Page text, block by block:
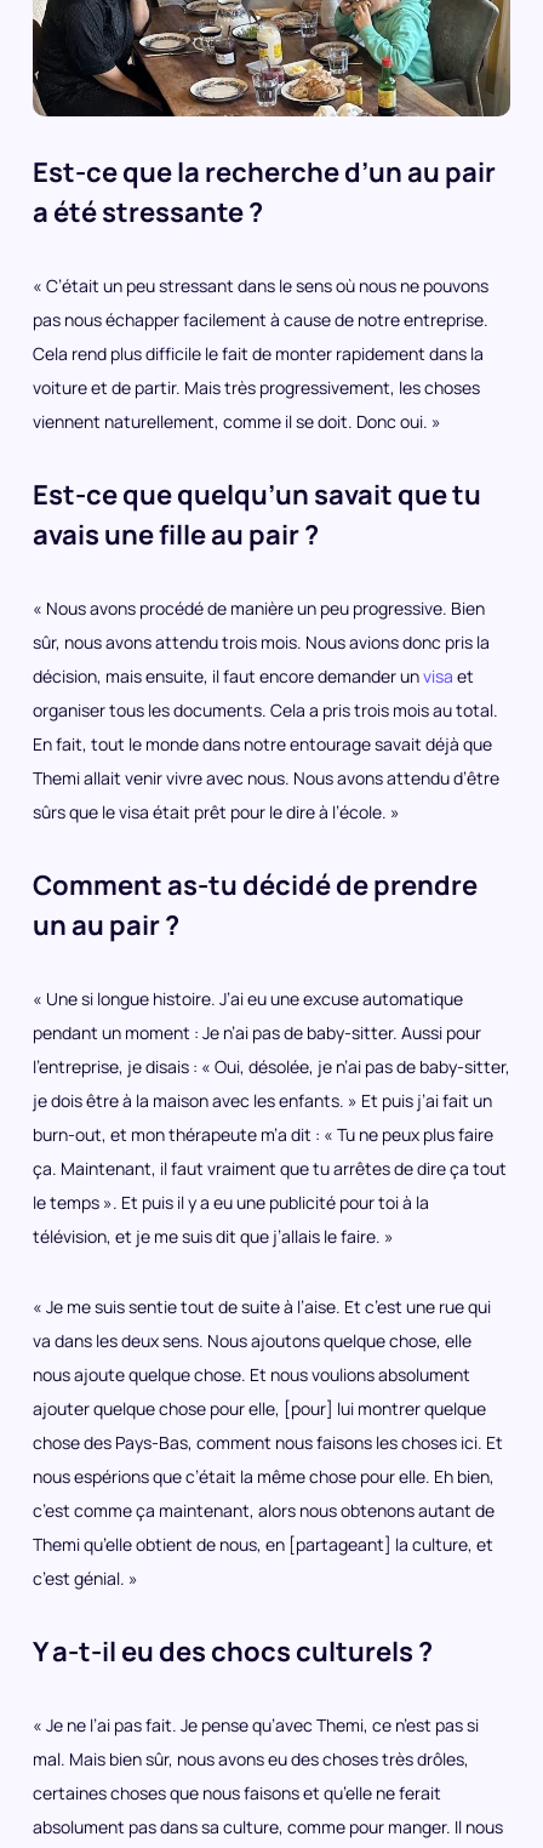
Est-ce que la recherche d’un au pair
a été stressante ?
« C’était un peu stressant dans le sens où nous ne pouvons
pas nous échapper facilement à cause de notre entreprise.
Cela rend plus difficile le fait de monter rapidement dans la
voiture et de partir. Mais très progressivement, les choses
viennent naturellement, comme il se doit. Donc oui. »
Est-ce que quelqu’un savait que tu
avais une fille au pair ?
« Nous avons procédé de manière un peu progressive. Bien
sûr, nous avons attendu trois mois. Nous avions donc pris la
décision, mais ensuite, il faut encore demander unvisa et
organiser tous les documents. Cela a pris trois mois au total.
En fait, tout le monde dans notre entourage savait déjà que
Themi allait venir vivre avec nous. Nous avons attendu d’être
sûrs que le visa était prêt pour le dire à l’école. »
Comment as-tu décidé de prendre
un au pair ?
« Une si longue histoire. J’ai eu une excuse automatique
pendant un moment : Je n’ai pas de baby-sitter. Aussi pour
l’entreprise, je disais : « Oui, désolée, je n’ai pas de baby-sitter,
je dois être à la maison avec les enfants. » Et puis j’ai fait un
burn-out, et mon thérapeute m’a dit : « Tu ne peux plus faire
ça. Maintenant, il faut vraiment que tu arrêtes de dire ça tout
le temps ». Et puis il y a eu une publicité pour toi à la
télévision, et je me suis dit que j’allais le faire. »
« Je me suis sentie tout de suite à l’aise. Et c’est une rue qui
va dans les deux sens. Nous ajoutons quelque chose, elle
nous ajoute quelque chose. Et nous voulions absolument
ajouter quelque chose pour elle, [pour] lui montrer quelque
chose des Pays-Bas, comment nous faisons les choses ici. Et
nous espérions que c’était la même chose pour elle. Eh bien,
c’est comme ça maintenant, alors nous obtenons autant de
Themi qu’elle obtient de nous, en [partageant] la culture, et
c’est génial. »
Y a-t-il eu des chocs culturels ?
« Je ne l’ai pas fait. Je pense qu’avec Themi, ce n’est pas si
mal. Mais bien sûr, nous avons eu des choses très drôles,
certaines choses que nous faisons et qu’elle ne ferait
absolument pas dans sa culture, comme pour manger. Il nous